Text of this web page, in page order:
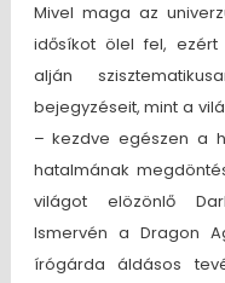
Mivel maga az
idősíkot ölel fel, ezért
alján
bejegyzéseit, mint a
– kezdve egészen a
hatalmának
világot elözönlő
Ismervén a Dragon
írógárda áldásos